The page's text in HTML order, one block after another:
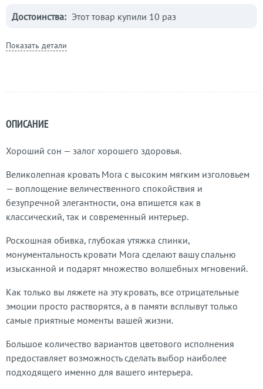
ОПИСАНИЕ
Хороший сон — залог хорошего здоровья.
Великолепная кровать Mora с высоким мягким изголовьем
— воплощение величественного спокойствия и
безупречной элегантности, она впишется как в
классический, так и современный интерьер.
Роскошная обивка, глубокая утяжка спинки,
монументальность кровати Mora сделают вашу спальню
изысканной и подарят множество волшебных мгновений.
Как только вы ляжете на эту кровать, все отрицательные
эмоции просто растворятся, а в памяти всплывут только
самые приятные моменты вашей жизни.
Большое количество вариантов цветового исполнения
предоставляет возможность сделать выбор наиболее
подходящего именно для вашего интерьера.
Достоинства: Этот товар купили 10 раз
Показать детали